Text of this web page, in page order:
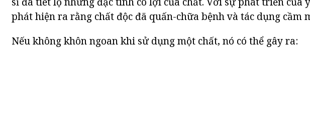
phát hiện ra rằng chất độc đã quấn-chữa bệnh và tác dụng cầm
Nếu không khôn ngoan khi sử dụng một chất, nó có thể gây ra: